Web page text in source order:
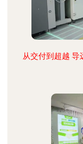
从交付到超越 导